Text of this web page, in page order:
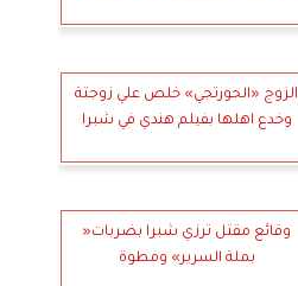
الزوج «الحورتجي» خلص علي زوجتة
وخدع اهلها بفيلم هندي في شبرا
وقائع مقتل ترزي شبرا بضربات«
بملة السرير» ومطوة